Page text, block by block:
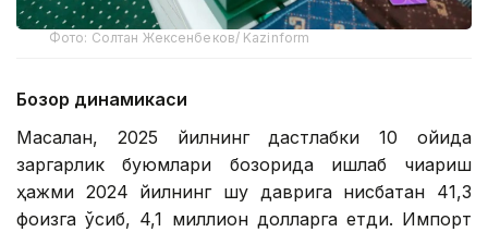
Фото: Солтан Жексенбеков/ Kazinform
Бозор динамикаси
Масалан, 2025 йилнинг дастлабки 10 ойида
заргарлик буюмлари бозорида ишлаб чиқариш
ҳажми 2024 йилнинг шу даврига нисбатан 41,3
фоизга ўсиб, 4,1 миллион долларга етди. Импорт